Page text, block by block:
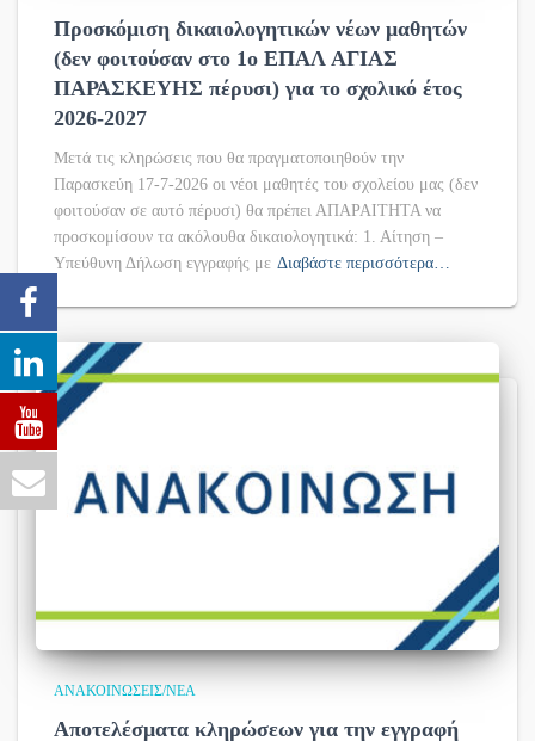
Προσκόμιση δικαιολογητικών νέων μαθητών
(δεν φοιτούσαν στο 1ο ΕΠΑΛ ΑΓΙΑΣ
ΠΑΡΑΣΚΕΥΗΣ πέρυσι) για το σχολικό έτος
2026-2027
Μετά τις κληρώσεις που θα πραγματοποιηθούν την
Παρασκεύη 17-7-2026 οι νέοι μαθητές του σχολείου μας (δεν
φοιτούσαν σε αυτό πέρυσι) θα πρέπει ΑΠΑΡΑΙΤΗΤΑ να
προσκομίσουν τα ακόλουθα δικαιολογητικά: 1. Αίτηση –
Υπεύθυνη Δήλωση εγγραφής με Διαβάστε περισσότερα…
ΑΝΑΚΟΙΝΏΣΕΙΣ/ΝΈΑ
Αποτελέσματα κληρώσεων για την εγγραφή